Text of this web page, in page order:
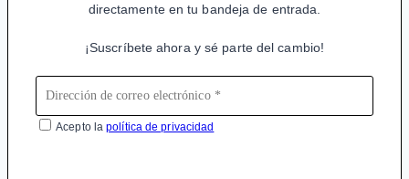
directamente en tu bandeja de entrada.
¡Suscríbete ahora y sé parte del cambio!
Acepto lapolítica de privacidad